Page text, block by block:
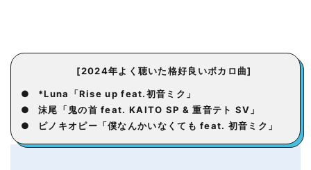
[2024年よく聴いた格好良いボカロ曲]
●
*Luna「Rise up feat.初音ミク」
●
沫尾「鬼の首 feat. KAITO SP & 重音テト SV」
●
ピノキオピー「僕なんかいなくても feat. 初音ミク」